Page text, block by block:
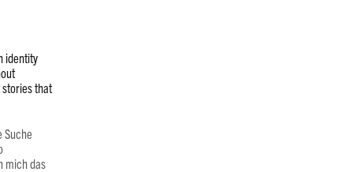
identity
that
Suche
mich das